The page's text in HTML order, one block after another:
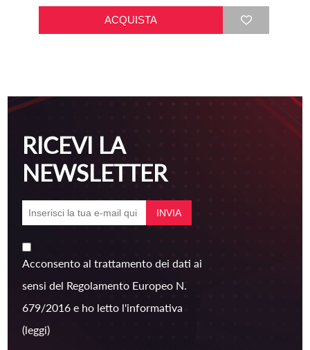
RICEVI LA
NEWSLETTER
Acconsento al trattamento dei dati ai
sensi del Regolamento Europeo N.
679/2016 e ho letto l'informativa
(leggi)